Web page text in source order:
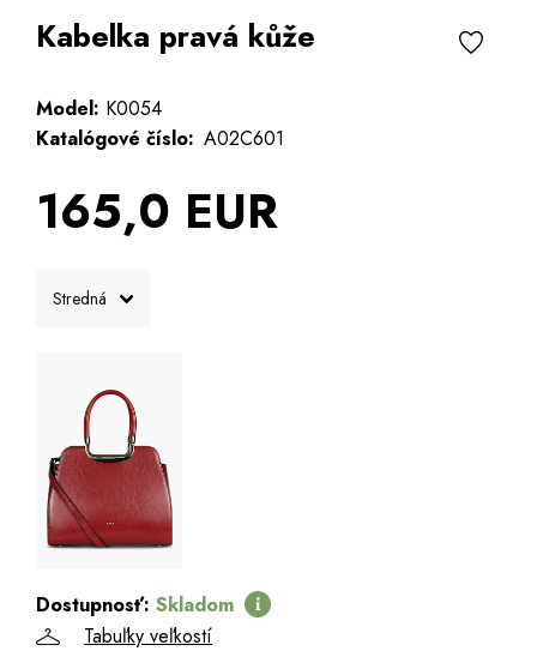
Kabelka pravá kůže
Model: K0054
Katalógové číslo: A02C601
165,0 EUR
Dostupnosť: Skladom
Tabuľky veľkostí